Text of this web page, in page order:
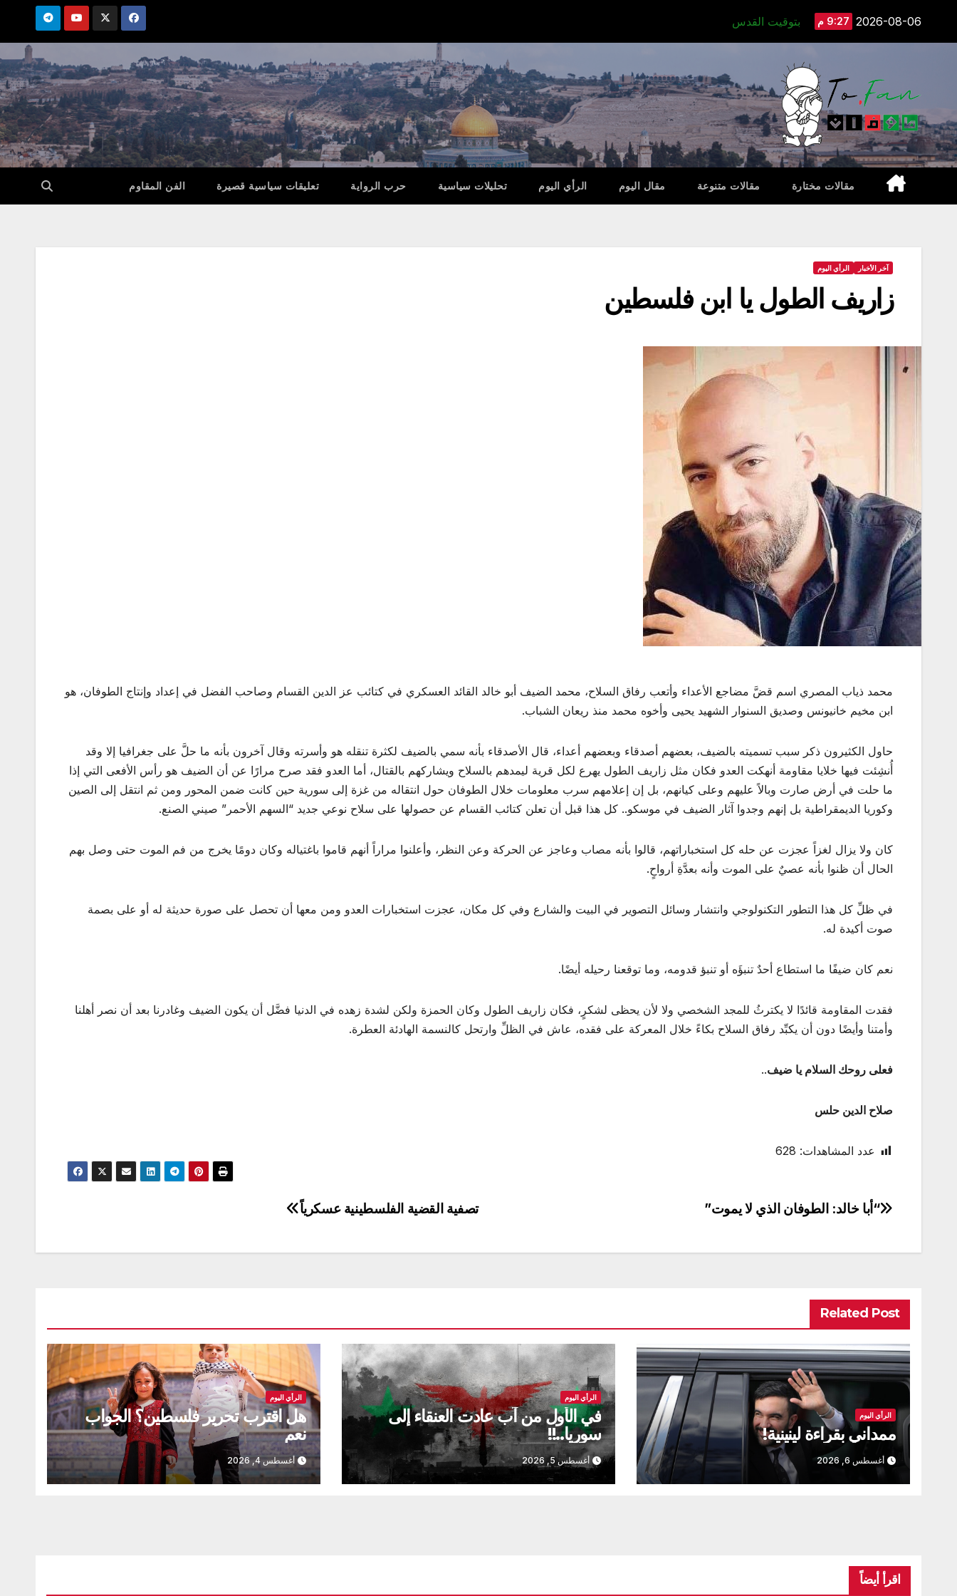
2026-08-06 9:27 م بتوقيت القدس
مقالات مختارة مقالات متنوعة مقال اليوم الرأي اليوم تحليلات سياسية حرب الرواية تعليقات سياسية قصيرة الفن المقاوم
آخر الأخبار الرأي اليوم
زاريف الطول يا ابن فلسطين
محمد ذياب المصري اسم قضَّ مضاجع الأعداء وأتعب رفاق السلاح، محمد الضيف أبو خالد القائد العسكري في كتائب عز الدين القسام وصاحب الفضل في إعداد وإنتاج الطوفان، هو
ابن مخيم خانيونس وصديق السنوار الشهيد يحيى وأخوه محمد منذ ريعان الشباب.
حاول الكثيرون ذكر سبب تسميته بالضيف، بعضهم أصدقاء وبعضهم أعداء، قال الأصدقاء بأنه سمي بالضيف لكثرة تنقله هو وأسرته وقال آخرون بأنه ما حلَّ على جغرافيا إلا وقد
أُنشِئت فيها خلايا مقاومة أنهكت العدو فكان مثل زاريف الطول يهرع لكل قرية ليمدهم بالسلاح ويشاركهم بالقتال، أما العدو فقد صرح مرارًا عن أن الضيف هو رأس الأفعى التي إذا
ما حلت في أرض صارت وبالاً عليهم وعلى كيانهم، بل إن إعلامهم سرب معلومات خلال الطوفان حول انتقاله من غزة إلى سورية حين كانت ضمن المحور ومن ثم انتقل إلى الصين
وكوريا الديمقراطية بل إنهم وجدوا آثار الضيف في موسكو.. كل هذا قبل أن تعلن كتائب القسام عن حصولها على سلاح نوعي جديد “السهم الأحمر” صيني الصنع.
كان ولا يزال لغزاً عجزت عن حله كل استخباراتهم، قالوا بأنه مصاب وعاجز عن الحركة وعن النظر، وأعلنوا مراراً أنهم قاموا باغتياله وكان دومًا يخرج من فم الموت حتى وصل بهم
الحال أن ظنوا بأنه عصيٌ على الموت وأنه بعدَّةِ أرواحٍ.
في ظلِّ كل هذا التطور التكنولوجي وانتشار وسائل التصوير في البيت والشارع وفي كل مكان، عجزت استخبارات العدو ومن معها أن تحصل على صورة حديثة له أو على بصمة
صوت أكيدة له.
نعم كان ضيفًا ما استطاع أحدٌ تنبؤَه أو تنبؤ قدومه، وما توقعنا رحيله أيضًا.
فقدت المقاومة قائدًا لا يكترثُ للمجد الشخصي ولا لأن يحظى لشكرٍ، فكان زاريف الطول وكان الحمزة ولكن لشدة زهده في الدنيا فضَّل أن يكون الضيف وغادرنا بعد أن نصر أهلنا
وأمتنا وأيضًا دون أن يكبِّد رفاق السلاح بكاءً خلال المعركة على فقده، عاش في الظلِّ وارتحل كالنسمة الهادئة العطرة.
فعلى روحك السلام يا ضيف..
صلاح الدين حلس
عدد المشاهدات: 628
تصفّح
تصفية القضية الفلسطينية عسكرياً “أبا خالد: الطوفان الذي لا يموت”
Related Post
الرأي اليوم
ممداني بقراءة لينينية!
أغسطس 6, 2026
الرأي اليوم
في الأول من آب عادت العنقاء إلى
سوريا..!!
أغسطس 5, 2026
الرأي اليوم
هل اقترب تحرير فلسطين؟ الجواب
نعم
أغسطس 4, 2026
اقرأ أيضاً